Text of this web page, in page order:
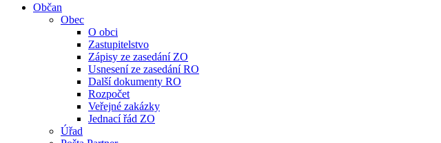
Občan
Obec
O obci
Zastupitelstvo
Zápisy ze zasedání ZO
Usnesení ze zasedání RO
Další dokumenty RO
Rozpočet
Veřejné zakázky
Jednací řád ZO
Úřad